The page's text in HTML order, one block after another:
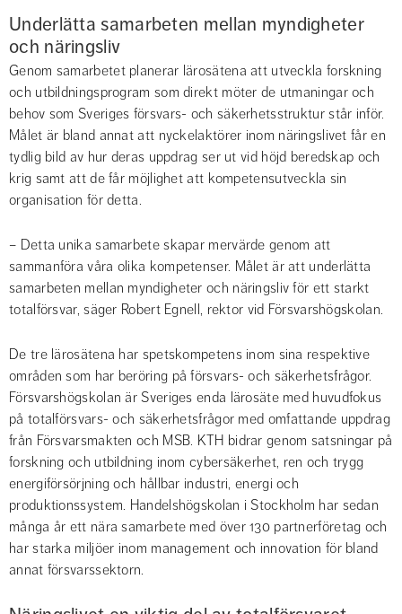
Underlätta samarbeten mellan myndigheter
och näringsliv
Genom samarbetet planerar lärosätena att utveckla forskning
och utbildningsprogram som direkt möter de utmaningar och
behov som Sveriges försvars- och säkerhetsstruktur står inför.
Målet är bland annat att nyckelaktörer inom näringslivet får en
tydlig bild av hur deras uppdrag ser ut vid höjd beredskap och
krig samt att de får möjlighet att kompetensutveckla sin
organisation för detta.
– Detta unika samarbete skapar mervärde genom att
sammanföra våra olika kompetenser. Målet är att underlätta
samarbeten mellan myndigheter och näringsliv för ett starkt
totalförsvar, säger Robert Egnell, rektor vid Försvarshögskolan.
De tre lärosätena har spetskompetens inom sina respektive
områden som har beröring på försvars- och säkerhetsfrågor.
Försvarshögskolan är Sveriges enda lärosäte med huvudfokus
på totalförsvars- och säkerhetsfrågor med omfattande uppdrag
från Försvarsmakten och MSB. KTH bidrar genom satsningar på
forskning och utbildning inom cybersäkerhet, ren och trygg
energiförsörjning och hållbar industri, energi och
produktionssystem. Handelshögskolan i Stockholm har sedan
många år ett nära samarbete med över 130 partnerföretag och
har starka miljöer inom management och innovation för bland
annat försvarssektorn.